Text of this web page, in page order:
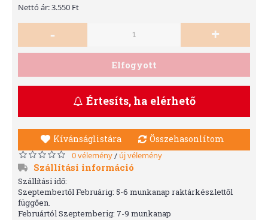
Nettó ár: 3.550 Ft
- +
Elfogyott
Értesíts, ha elérhető
Kívánságlistára Összehasonlítom
0 vélemény/ új vélemény
Szállítási információ
Szállítási idő:
Szeptembertől Februárig: 5-6 munkanap raktárkészlettől
függően.
Februártól Szeptemberig: 7-9 munkanap